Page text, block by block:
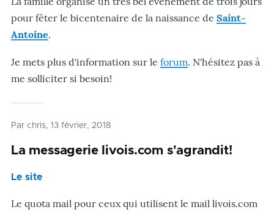
pour fêter le bicentenaire de la naissance de Saint-
Antoine.
Je mets plus d'information sur le forum. N'hésitez pas à
me solliciter si besoin!
Par chris, 13 février, 2018
La messagerie livois.com s'agrandit!
Le site
Le quota mail pour ceux qui utilisent le mail livois.com